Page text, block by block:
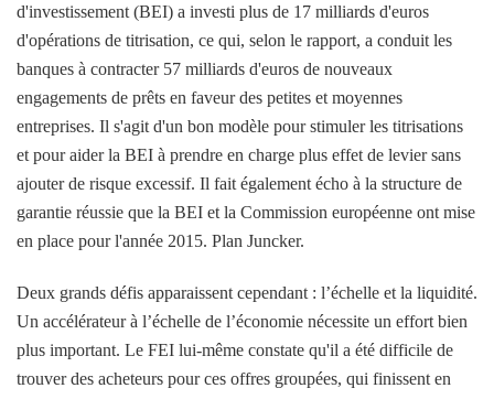
d'investissement (BEI) a investi plus de 17 milliards d'euros
d'opérations de titrisation, ce qui, selon le rapport, a conduit les
banques à contracter 57 milliards d'euros de nouveaux
engagements de prêts en faveur des petites et moyennes
entreprises. Il s'agit d'un bon modèle pour stimuler les titrisations
et pour aider la BEI à prendre en charge plus effet de levier sans
ajouter de risque excessif. Il fait également écho à la structure de
garantie réussie que la BEI et la Commission européenne ont mise
en place pour l'année 2015. Plan Juncker.
Deux grands défis apparaissent cependant : l’échelle et la liquidité.
Un accélérateur à l’échelle de l’économie nécessite un effort bien
plus important. Le FEI lui-même constate qu'il a été difficile de
trouver des acheteurs pour ces offres groupées, qui finissent en